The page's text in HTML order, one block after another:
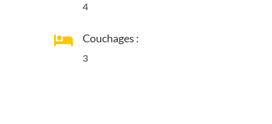
4
 Couchages :
3